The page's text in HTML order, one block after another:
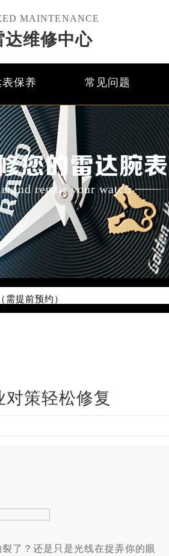
MAINTENANCE
达维修中心
保养 常见问题
您的雷达腕表
and repair your watch
提前预约）
层1102室（需提前预约）
策轻松修复
了？还是只是光线在捉弄你的眼